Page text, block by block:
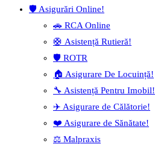
🛡️ Asigurări Online!
🚗 RCA Online
🛟 Asistență Rutieră!
🛡️ ROTR
🏠 Asigurare De Locuință!
🔧 Asistență Pentru Imobil!
✈️ Asigurare de Călătorie!
❤️ Asigurare de Sănătate!
⚖️ Malpraxis